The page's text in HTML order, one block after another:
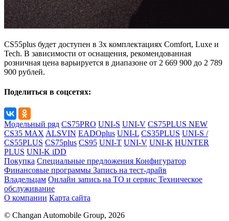
CS55plus будет доступен в 3х комплектациях Comfort, Luxe и
Tech. В зависимости от оснащения, рекомендованная
розничная цена варьируется в диапазоне от 2 669 900 до 2 789
900 рублей.
Поделиться в соцсетях:
Модельный ряд CS75PRO UNI-S UNI-V CS75PLUS NEW
CS35 MAX ALSVIN EADOplus UNI-L CS35PLUS UNI-S /
CS55PLUS CS75plus CS95 UNI-T UNI-V UNI-K HUNTER
PLUS UNI-K iDD
Покупка Специальные предложения Конфигуратор
Финансовые программы Запись на тест-драйв
Владельцам Онлайн запись на ТО и сервис Техническое
обслуживание
О компании Карта сайта
© Changan Automobile Group, 2026